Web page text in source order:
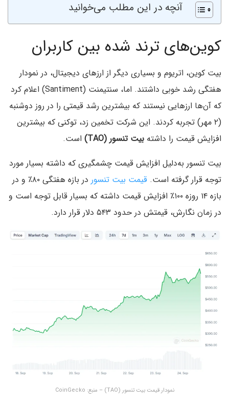
آنچه در این مطلب می‌خوانید
کوین‌های ترند شده بین کاربران
بیت کوین، اتریوم و بسیاری دیگر از ارزهای دیجیتال، در نمودار
هفتگی رشد خوبی داشتند. اما، سنتیمنت (Santiment) اعلام کرد
که آن‌ها ارزهایی نیستند که بیشترین رشد قیمتی را در روز دوشنبه
(۲ مهر) تجربه کردند. این شرکت تخمین زد، توکنی که بیشترین
افزایش قیمت را داشته بیت تنسور (TAO)
است.
بیت تنسور به‌دلیل افزایش قیمت چشمگیری که داشته بسیار مورد
توجه قرار گرفته است. قیمت بیت تنسور
در بازه هفتگی ۸۰٪ و در
بازه ۱۴ روزه ۱۰۰٪ افزایش قیمت داشته که بسیار قابل توجه است و
در زمان نگارش، قیمتش در حدود ۵۴۳ دلار قرار دارد.
نمودار قیمت بیت تنسور (TAO) – منبع:‌ CoinGecko